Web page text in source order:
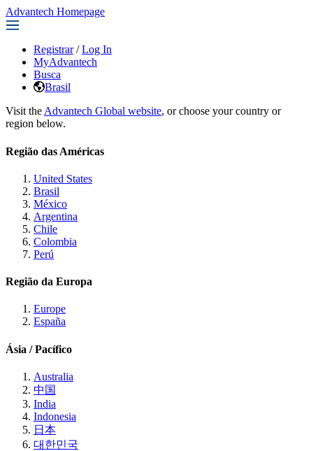
Advantech Homepage
Registrar / Log In
MyAdvantech
Busca
Brasil
Visit the Advantech Global website, or choose your country or
region below.
Região das Américas
United States
Brasil
México
Argentina
Chile
Colombia
Perú
Região da Europa
Europe
España
Ásia / Pacífico
Australia
中国
India
Indonesia
日本
대한민국